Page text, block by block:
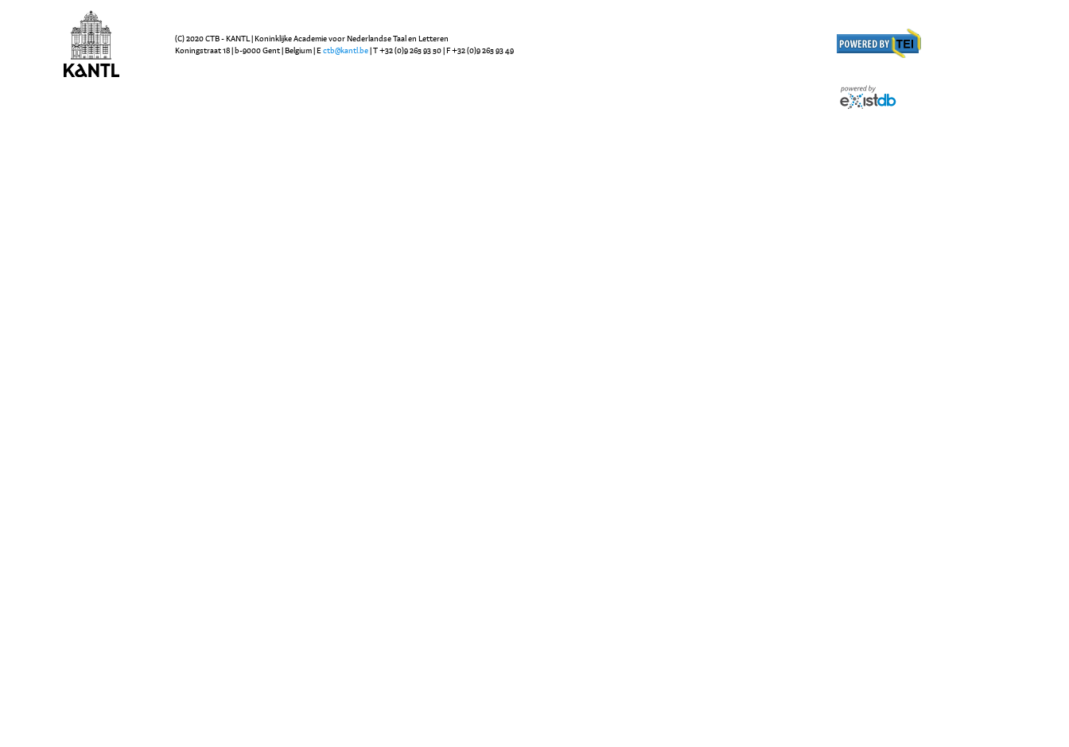
(C) 2020 CTB - KANTL | Koninklijke Academie voor Nederlandse Taal en Letteren
Koningstraat 18 | b-9000 Gent | Belgium | Ectb@kantl.be | T +32 (0)9 265 93 50 | F +32 (0)9 265 93 49